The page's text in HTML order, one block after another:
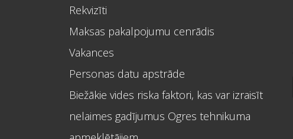
Rekvizīti
Maksas pakalpojumu cenrādis
Vakances
Personas datu apstrāde
Biežākie vides riska faktori, kas var izraisīt
nelaimes gadījumus Ogres tehnikuma